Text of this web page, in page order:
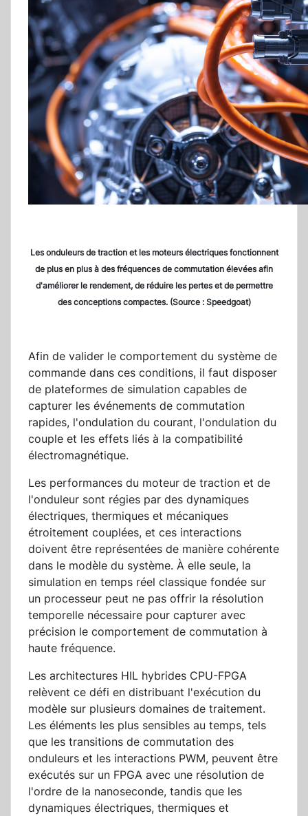
Les onduleurs de traction et les moteurs électriques fonctionnent
de plus en plus à des fréquences de commutation élevées afin
d'améliorer le rendement, de réduire les pertes et de permettre
des conceptions compactes. (Source : Speedgoat)
Afin de valider le comportement du système de
commande dans ces conditions, il faut disposer
de plateformes de simulation capables de
capturer les événements de commutation
rapides, l'ondulation du courant, l'ondulation du
couple et les effets liés à la compatibilité
électromagnétique.
Les performances du moteur de traction et de
l'onduleur sont régies par des dynamiques
électriques, thermiques et mécaniques
étroitement couplées, et ces interactions
doivent être représentées de manière cohérente
dans le modèle du système. À elle seule, la
simulation en temps réel classique fondée sur
un processeur peut ne pas offrir la résolution
temporelle nécessaire pour capturer avec
précision le comportement de commutation à
haute fréquence.
Les architectures HIL hybrides CPU-FPGA
relèvent ce défi en distribuant l'exécution du
modèle sur plusieurs domaines de traitement.
Les éléments les plus sensibles au temps, tels
que les transitions de commutation des
onduleurs et les interactions PWM, peuvent être
exécutés sur un FPGA avec une résolution de
l'ordre de la nanoseconde, tandis que les
dynamiques électriques, thermiques et